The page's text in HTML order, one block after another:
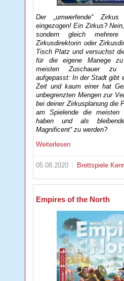
Der „umwerfende“
eingezogen! Ein Zirkus?
sondern gleich
Zirkusdirektorin oder
Tisch Platz und versuchst
für die eigene Manege
meisten Zuschauer zu
aufgepasst: In der Stadt gibt
Zeit und kaum einer hat
unbegrenzten Mengen zur
bei deiner Zirkusplanung die
am Spielende die
haben und als
Magnificent“ zu werden?
Weiterlesen
05.08.2020 Brettspiele
Empires of the North